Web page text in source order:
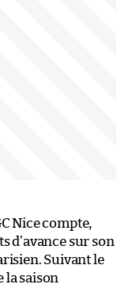
Nice compte,
d’avance sur son
Suivant le
la saison